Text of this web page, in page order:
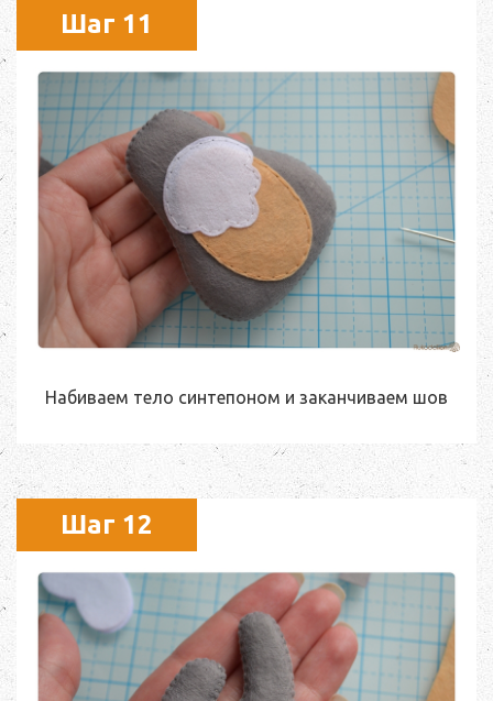
Шаг 11
Набиваем тело синтепоном и заканчиваем шов
Шаг 12